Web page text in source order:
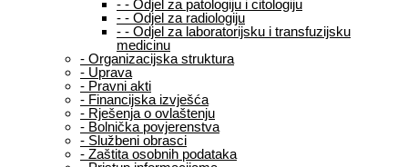
- - Odjel za patologiju i citologiju
- - Odjel za radiologiju
- - Odjel za laboratorijsku i transfuzijsku
medicinu
- Organizacijska struktura
- Uprava
- Pravni akti
- Financijska izvješća
- Rješenja o ovlaštenju
- Bolnička povjerenstva
- Službeni obrasci
- Zaštita osobnih podataka